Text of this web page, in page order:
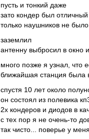
пусть и тонкий даже
зато кондер был
только наушников не
заземлил
антенну выбросил в окно
много позже я узнал, что
ближайшая станция была
спустя 10 лет около
он состоял из полевика
2х кондеров и диодов в
с тех пор я не очень-то
так чисто... поверье у